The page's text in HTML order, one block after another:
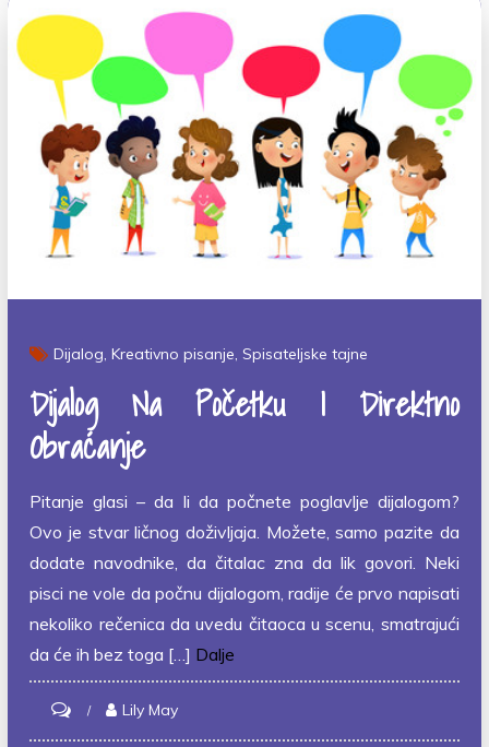
Dijalog Kreativno pisanje Spisateljske tajne
Dijalog Na Početku I Direktno
Obraćanje
Pitanje glasi – da li da počnete poglavlje dijalogom?
Ovo je stvar ličnog doživljaja. Možete, samo pazite da
dodate navodnike, da čitalac zna da lik govori. Neki
pisci ne vole da počnu dijalogom, radije će prvo napisati
nekoliko rečenica da uvedu čitaoca u scenu, smatrajući
da će ih bez toga […] Dalje
on
Dijalog
Lily May